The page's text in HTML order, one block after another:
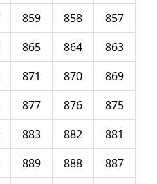
857
858
859
863
864
865
869
870
871
875
876
877
881
882
883
887
888
889